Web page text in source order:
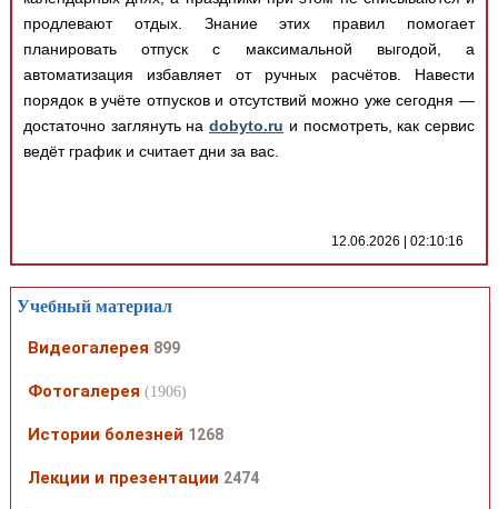
продлевают отдых. Знание этих правил помогает
планировать отпуск с максимальной выгодой, а
автоматизация избавляет от ручных расчётов. Навести
порядок в учёте отпусков и отсутствий можно уже сегодня —
достаточно заглянуть наdobyto.ru и посмотреть, как сервис
ведёт график и считает дни за вас.
12.06.2026 | 02:10:16
Учебный материал
Видеогалерея 899
Фотогалерея (1906)
Истории болезней 1268
Лекции и презентации 2474